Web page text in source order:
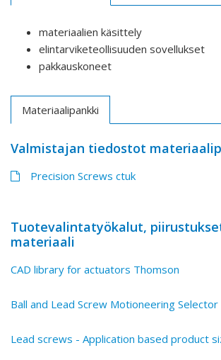
materiaalien käsittely
elintarviketeollisuuden sovellukset
pakkauskoneet
Materiaalipankki
Valmistajan tiedostot
Precision Screws ctuk
Tuotevalintatyökalut,
materiaali
CAD library for actuators Thomson
Ball and Lead Screw Motioneering
Lead screws - Application based product